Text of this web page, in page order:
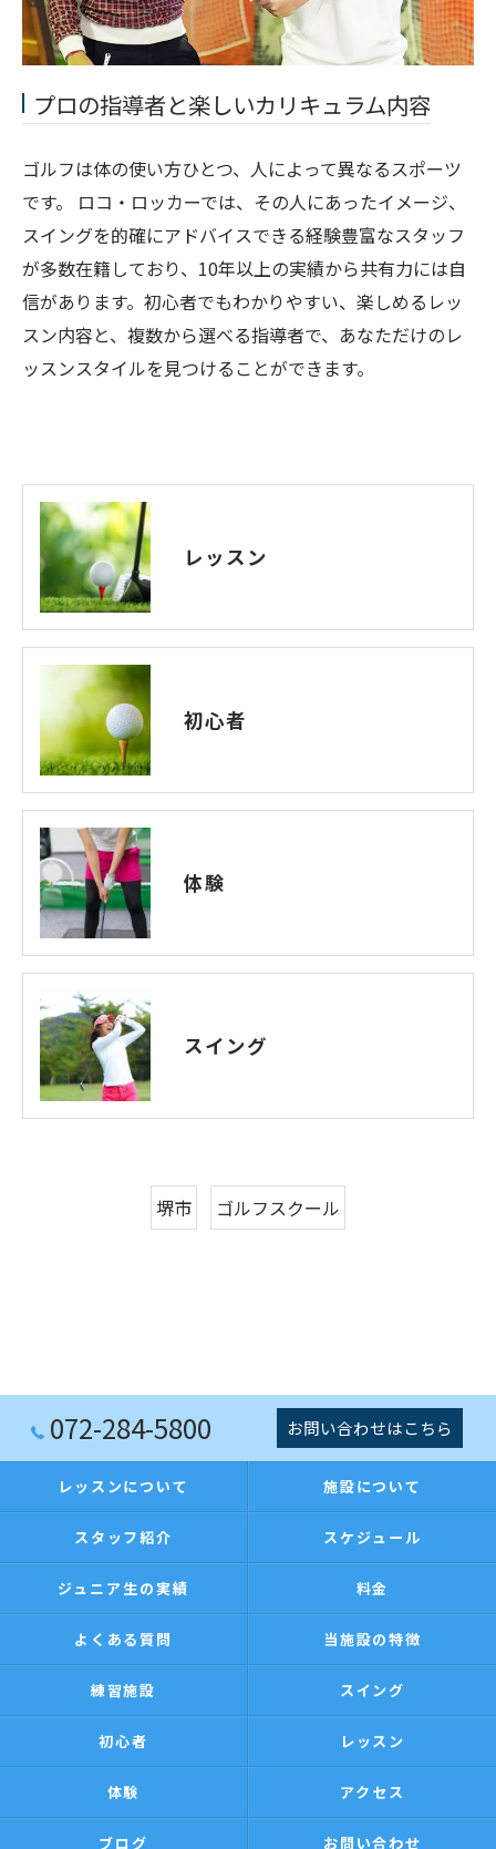
プロの指導者と楽しいカリキュラム内容
ゴルフは体の使い方ひとつ、人によって異なるスポーツ
です。 ロコ・ロッカーでは、その人にあったイメージ、
スイングを的確にアドバイスできる経験豊富なスタッフ
が多数在籍しており、10年以上の実績から共有力には自
信があります。初心者でもわかりやすい、楽しめるレッ
スン内容と、複数から選べる指導者で、あなただけのレ
ッスンスタイルを見つけることができます。
レッスン
初心者
体験
スイング
堺市 ゴルフスクール
072-284-5800 お問い合わせはこちら
レッスンについて 施設について
スタッフ紹介 スケジュール
ジュニア生の実績 料金
よくある質問 当施設の特徴
練習施設 スイング
初心者 レッスン
体験 アクセス
ブログ お問い合わせ